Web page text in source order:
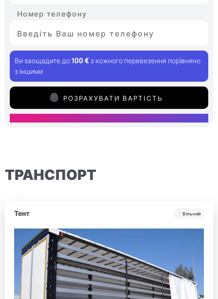
Номер телефону
Ви заощадите до100 €з кожного перевезення порівняно
з іншими
РОЗРАХУВАТИ ВАРТІСТЬ
ТРАНСПОРТ
Тент Вільний